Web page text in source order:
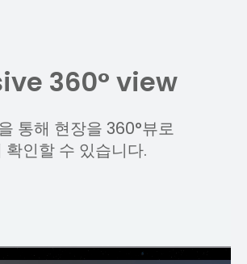
360° view
통해 현장을 360°뷰로
인할 수 있습니다.